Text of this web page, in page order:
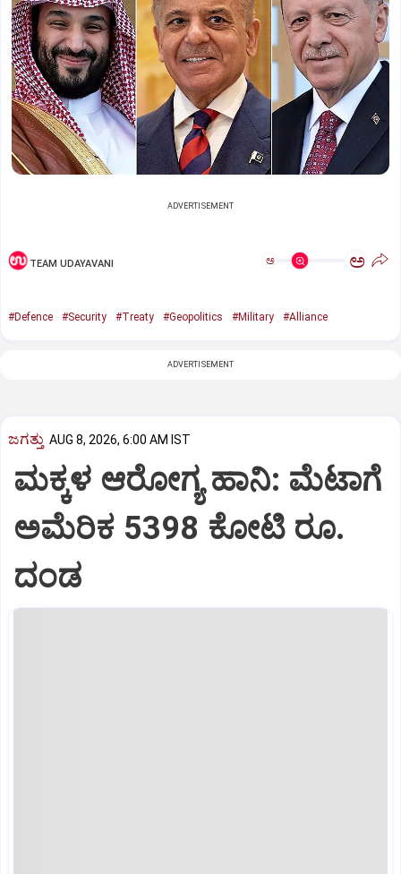
ADVERTISEMENT
TEAM UDAYAVANI ಅ ಅ
#Defence #Security #Treaty #Geopolitics #Military #Alliance
ADVERTISEMENT
ಜಗತ್ತು AUG 8, 2026, 6:00 AM IST
ಮಕ್ಕಳ ಆರೋಗ್ಯ ಹಾನಿ: ಮೆಟಾಗೆ
ಅಮೆರಿಕ 5398 ಕೋಟಿ ರೂ.
ದಂಡ